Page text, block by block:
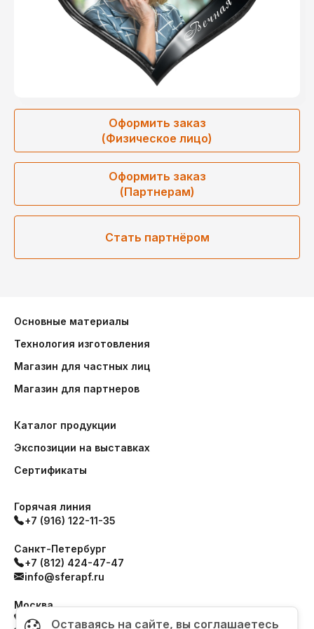
Оформить заказ
(Физическое лицо)
Оформить заказ
(Партнерам)
Стать партнёром
Основные материалы
Технология изготовления
Магазин для частных лиц
Магазин для партнеров
Каталог продукции
Экспозиции на выставках
Сертификаты
Горячая линия
+7 (916) 122-11-35
Санкт-Петербург
+7 (812) 424-47-47
info@sferapf.ru
Москва
+7 (499) 517-93-99
Оставаясь на сайте, вы соглашаетесь